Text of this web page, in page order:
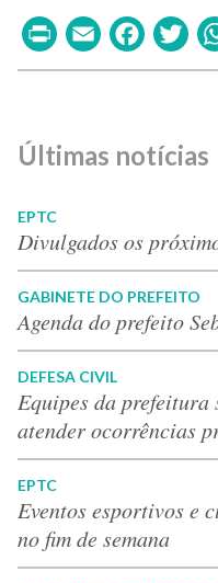
PrintEmail
Últimas notícias
EPTC
Divulgados os
GABINETE DO PREFEITO
Agenda do prefeito
DEFESA CIVIL
Equipes da prefeitura
atender ocorrências
EPTC
Eventos esportivos e
no fim de semana